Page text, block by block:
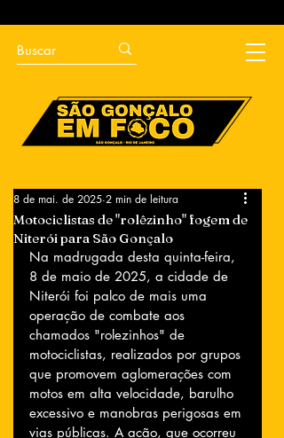
Motociclistas de "rolêzinho" fogem de
Niterói para São Gonçalo
8 de mai. de 2025 2 min de leitura
Na madrugada desta quinta-feira,
8 de maio de 2025, a cidade de
Niterói foi palco de mais uma
operação de combate aos
chamados "rolezinhos" de
motociclistas, realizados por grupos
que promovem aglomerações com
motos em alta velocidade, barulho
excessivo e manobras perigosas em
vias públicas. A ação, que ocorreu